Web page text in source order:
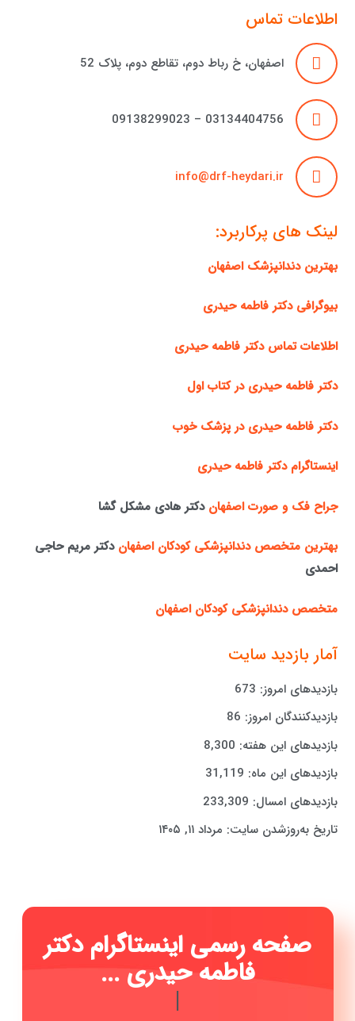
اطلاعات تماس
اصفهان، خ رباط دوم، تقاطع دوم، پلاک 52
03134404756 – 09138299023
info@drf-heydari.ir
لینک های پرکاربرد:
بهترین دندانپزشک اصفهان
بیوگرافی دکتر فاطمه حیدری
اطلاعات تماس دکتر فاطمه حیدری
دکتر فاطمه حیدری در کتاب اول
دکتر فاطمه حیدری در پزشک خوب
اینستاگرام دکتر فاطمه حیدری
جراح فک و صورت اصفهان دکتر هادی مشکل گشا
بهترین متخصص دندانپزشکی کودکان اصفهان دکتر مریم حاجی
احمدی
متخصص دندانپزشکی کودکان اصفهان
آمار بازدید سایت
بازدیدهای امروز: 673
بازدیدکنندگان امروز: 86
بازدیدهای این هفته: 8,300
بازدیدهای این ماه: 31,119
بازدیدهای امسال: 233,309
تاریخ به‌روزشدن سایت: مرداد ۱۱, ۱۴۰۵
صفحه رسمی اینستاگرام دکتر
فاطمه حیدری ...
|